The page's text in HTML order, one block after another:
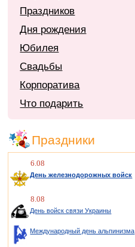
Праздников
Дня рождения
Юбилея
Свадьбы
Корпоратива
Что подарить
Праздники
6.08
День железнодорожных войск
8.08
День войск связи Украины
Международный день альпинизма